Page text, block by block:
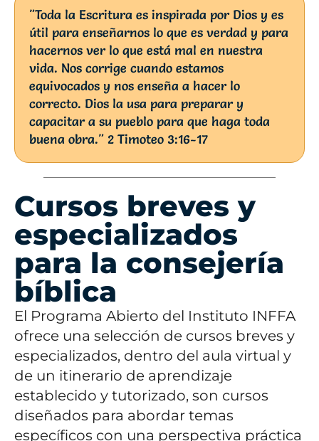
"Toda la Escritura es inspirada por Dios y es
útil para enseñarnos lo que es verdad y para
hacernos ver lo que está mal en nuestra
vida. Nos corrige cuando estamos
equivocados y nos enseña a hacer lo
correcto. Dios la usa para preparar y
capacitar a su pueblo para que haga toda
buena obra." 2 Timoteo 3:16-17
Cursos breves y
especializados
para la consejería
bíblica
El Programa Abierto del Instituto INFFA
ofrece una selección de cursos breves y
especializados, dentro del aula virtual y
de un itinerario de aprendizaje
establecido y tutorizado, son cursos
diseñados para abordar temas
específicos con una perspectiva práctica